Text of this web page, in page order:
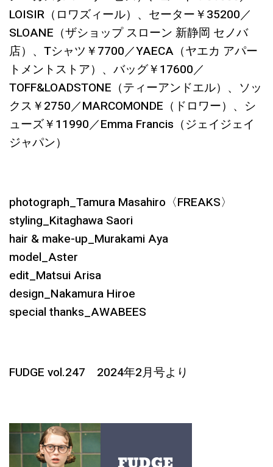
LOISIR（ロワズィール）、セーター￥35200／
SLOANE（ザショップ スローン 新静岡 セノバ
店）、Tシャツ￥7700／YAECA（ヤエカ アパー
トメントストア）、バッグ￥17600／
TOFF&LOADSTONE（ティーアンドエル）、ソッ
クス￥2750／MARCOMONDE（ドロワー）、シ
ューズ￥11990／Emma Francis（ジェイジェイ
ジャパン）
photograph_Tamura Masahiro〈FREAKS〉
styling_Kitaghawa Saori
hair & make-up_Murakami Aya
model_Aster
edit_Matsui Arisa
design_Nakamura Hiroe
special thanks_AWABEES
FUDGE vol.247 2024年2月号より